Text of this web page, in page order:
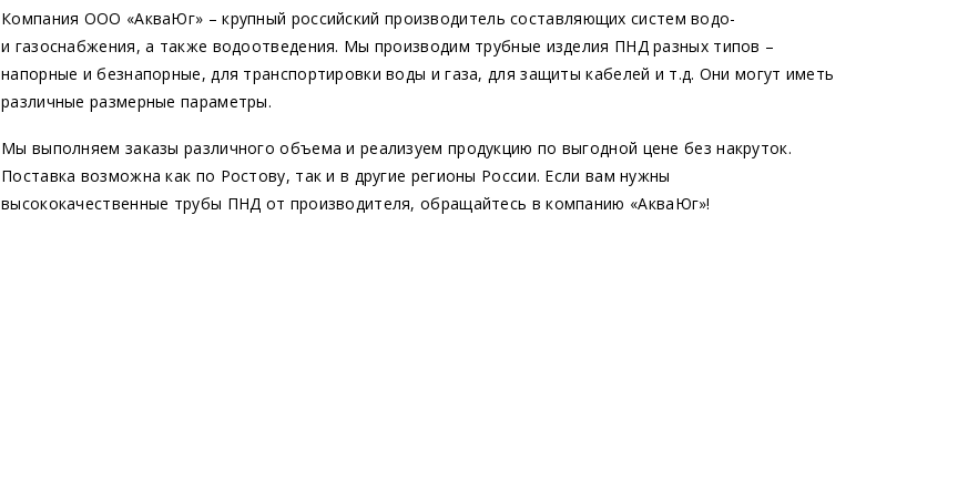
Компания ООО «АкваЮг» – крупный российский производитель составляющих систем водо-
и газоснабжения, а также водоотведения. Мы производим трубные изделия ПНД разных типов –
напорные и безнапорные, для транспортировки воды и газа, для защиты кабелей и т.д. Они могут иметь
различные размерные параметры.
Мы выполняем заказы различного объема и реализуем продукцию по выгодной цене без накруток.
Поставка возможна как по Ростову, так и в другие регионы России. Если вам нужны
высококачественные трубы ПНД от производителя, обращайтесь в компанию «АкваЮг»!